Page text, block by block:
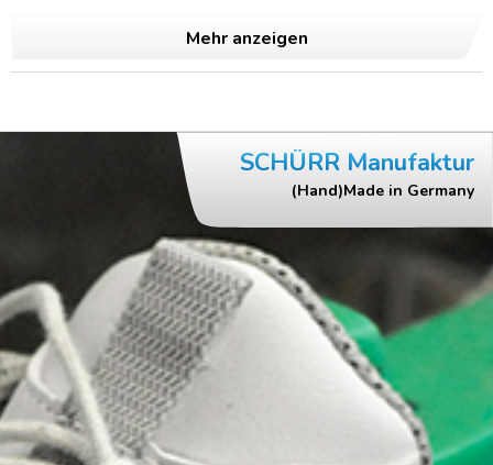
Mehr anzeigen
SCHÜRR Manufaktur
(Hand)Made in Germany